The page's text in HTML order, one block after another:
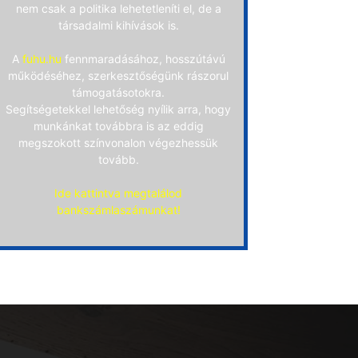
nem csak a politika lehetetleníti el, de a
társadalmi kihívások is.
A fuhu.hu fennmaradásához, hosszútávú
működéséhez, szerkesztőségünk rászorul
támogatásotokra.
Segítségetekkel lehetőség nyílik arra, hogy
munkánkat továbbra is az eddig
megszokott színvonalon végezhessük
tovább.
Ide kattintva megtalálod
bankszámlaszámunkat!